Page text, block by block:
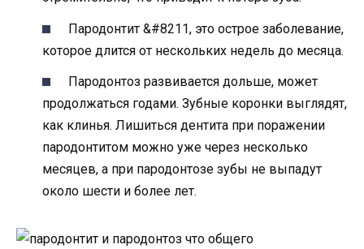
Пародонтит &#8211, это острое заболевание,
которое длится от нескольких недель до месяца.
Пародонтоз развивается дольше, может
продолжаться годами. Зубные коронки выглядят,
как клинья. Лишиться дентита при поражении
пародонтитом можно уже через несколько
месяцев, а при пародонтозе зубы не выпадут
около шести и более лет.